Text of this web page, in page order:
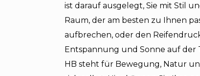
ist darauf ausgelegt, Sie mit Stil
Raum, der am besten zu Ihnen
aufbrechen, oder den
Entspannung und Sonne auf der
HB steht für Bewegung, Natur